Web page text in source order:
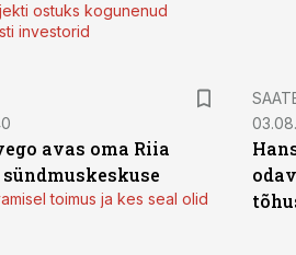
ostuks kogunenud
investorid
avas oma Riia
toimus ja kes seal olid